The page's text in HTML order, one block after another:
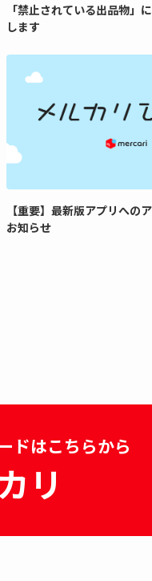
「禁止されている出品物」
します
【重要】最新版アプリへの
お知らせ
ドはこちらから
リ